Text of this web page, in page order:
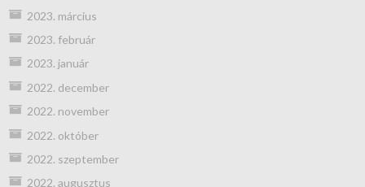
2023. március
2023. február
2023. január
2022. december
2022. november
2022. október
2022. szeptember
2022. augusztus